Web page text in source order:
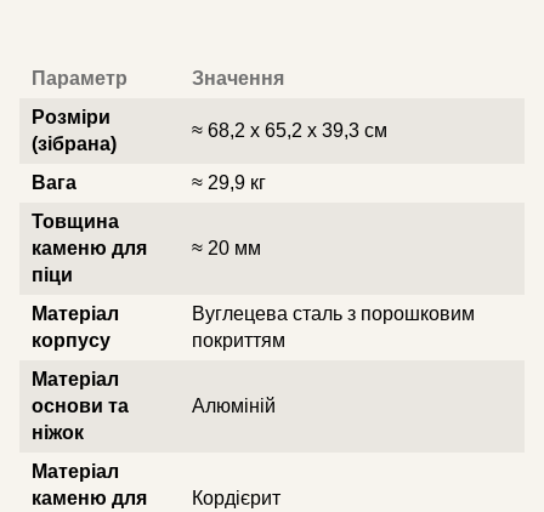
Параметр
Значення
Розміри
(зібрана)
≈ 68,2 x 65,2 x 39,3 см
Вага
≈ 29,9 кг
Товщина
каменю для
піци
≈ 20 мм
Матеріал
корпусу
Вуглецева сталь з порошковим
покриттям
Матеріал
основи та
ніжок
Алюміній
Матеріал
каменю для
Кордієрит